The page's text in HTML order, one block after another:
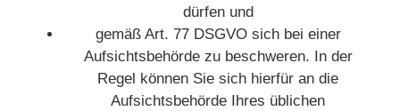
dürfen und
gemäß Art. 77 DSGVO sich bei einer
Aufsichtsbehörde zu beschweren. In der
Regel können Sie sich hierfür an die
Aufsichtsbehörde Ihres üblichen